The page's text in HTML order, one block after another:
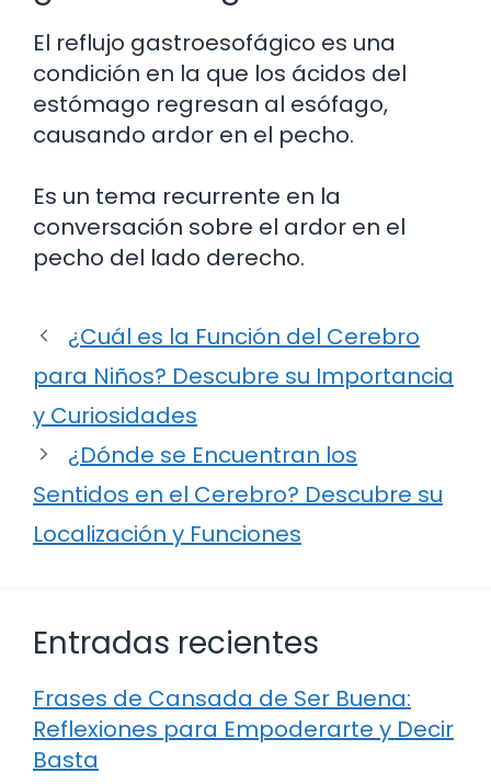
El reflujo gastroesofágico es una
condición en la que los ácidos del
estómago regresan al esófago,
causando ardor en el pecho.
Es un tema recurrente en la
conversación sobre el ardor en el
pecho del lado derecho.
¿Cuál es la Función del Cerebro
para Niños? Descubre su Importancia
y Curiosidades
¿Dónde se Encuentran los
Sentidos en el Cerebro? Descubre su
Localización y Funciones
Entradas recientes
Frases de Cansada de Ser Buena:
Reflexiones para Empoderarte y Decir
Basta